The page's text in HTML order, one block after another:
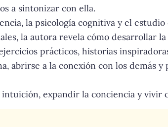
a sintonizar con ella.
la psicología cognitiva y el
la autora revela cómo desarrollar
prácticos, historias
abrirse a la conexión con los demás
expandir la conciencia y vivir